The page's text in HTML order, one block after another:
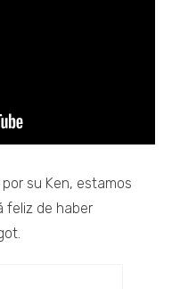
su Ken, estamos
feliz de haber